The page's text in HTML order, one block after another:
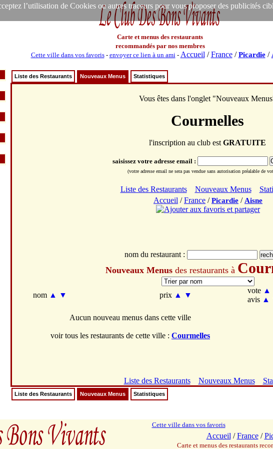
l’utilisation de Cookies ou autres traceurs pour vous proposer des publicités
Carte et menus des restaurants
recommandés par nos membres
Cette ville dans vos favoris- envoyer ce lien à un ami- Accueil /France/Picardie/
Liste des Restaurants Nouveaux Menus Statistiques
Vous êtes dans l'onglet "Nouveaux
Courmelles
l'inscription au club est GRATUITE
saisissez votre adresse email :
(votre adresse email ne sera pas vendue sans autorisation préalable de
Liste des Restaurants Nouveaux Menus
Accueil /France /Picardie / Aisne
nom du restaurant :
Nouveaux Menus des restaurants à
nom ▲ ▼ prix ▲ ▼
vote ▲
avis ▲
Aucun nouveau menus dans cette ville
voir tous les restaurants de cette ville : Courmelles
Liste des Restaurants Nouveaux Menus
Liste des Restaurants Nouveaux Menus Statistiques
Cette ville dans vos favoris
Accueil /France/
Carte et menus des restaurants